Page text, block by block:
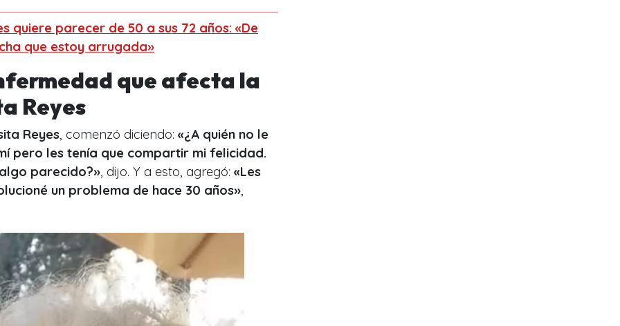
quiere parecer de 50 a sus 72 años: «De
que estoy arrugada»
que afecta la
Reyes
Reyes, comenzó diciendo: «¿A quién no le
pero les tenía que compartir mi felicidad.
parecido?», dijo. Y a esto, agregó: «Les
un problema de hace 30 años»,